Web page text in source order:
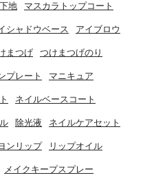
地 マスカラトップコート
シャドウベース アイブロウ
まつげ つけまつげのり
プレート マニキュア
ネイルベースコート
除光液 ネイルケアセット
ンリップ リップオイル
メイクキープスプレー